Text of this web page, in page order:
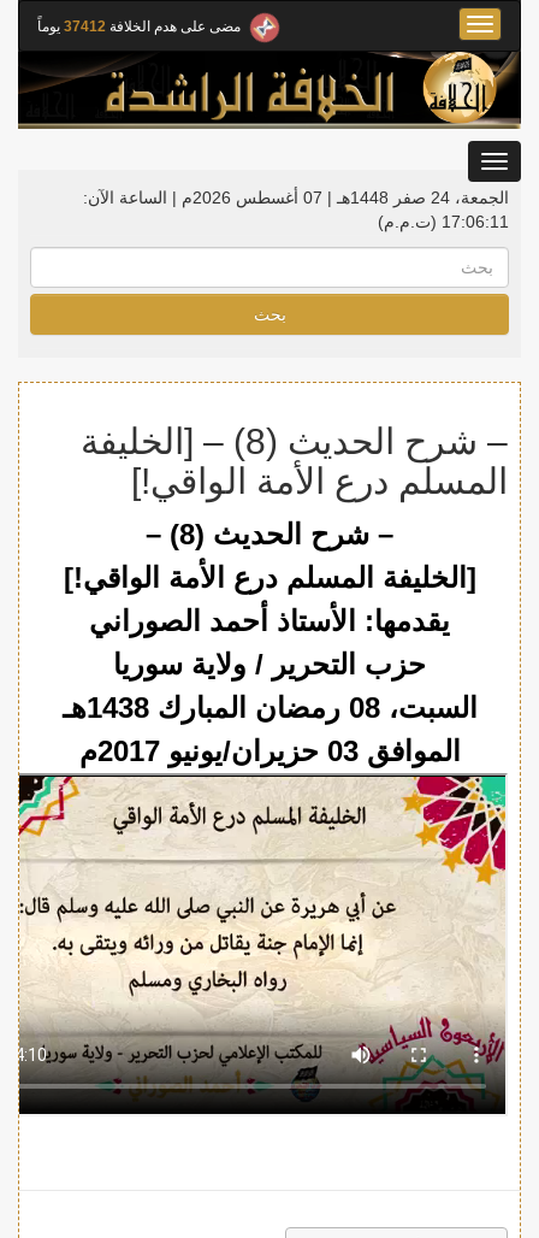
مضى على هدم الخلافة 37412 يوماً
Toggle
navigation
الجمعة، 24 صفر 1448هـ | 07 أغسطس 2026م |
الساعة الآن:
17:06:12 (ت.م.م)
بحث
– شرح الحديث (8) – [الخليفة
المسلم درع الأمة الواقي!]
– شرح الحديث (8) –
[الخليفة المسلم درع الأمة الواقي!]
يقدمها: الأستاذ أحمد الصوراني
حزب التحرير / ولاية سوريا
السبت، 08 رمضان المبارك 1438هـ
الموافق 03 حزيران/يونيو 2017م